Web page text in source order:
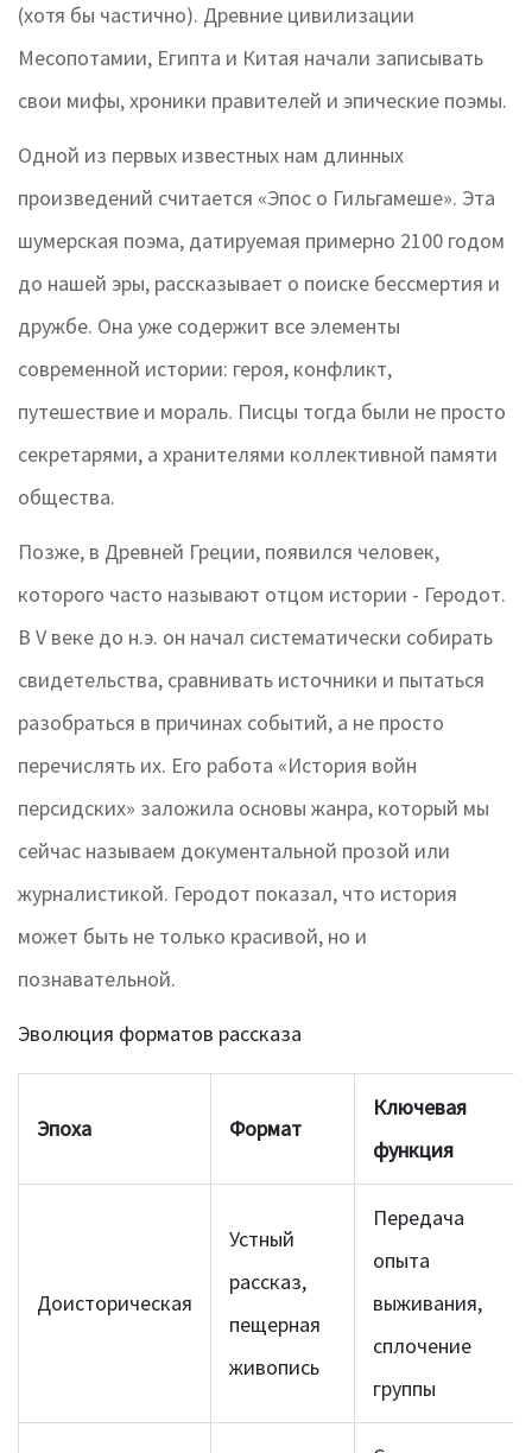
(хотя бы частично). Древние цивилизации
Месопотамии, Египта и Китая начали записывать
свои мифы, хроники правителей и эпические поэмы.
Одной из первых известных нам длинных
произведений считается «Эпос о Гильгамеше». Эта
шумерская поэма, датируемая примерно 2100 годом
до нашей эры, рассказывает о поиске бессмертия и
дружбе. Она уже содержит все элементы
современной истории: героя, конфликт,
путешествие и мораль. Писцы тогда были не просто
секретарями, а хранителями коллективной памяти
общества.
Позже, в Древней Греции, появился человек,
которого часто называют отцом истории - Геродот.
В V веке до н.э. он начал систематически собирать
свидетельства, сравнивать источники и пытаться
разобраться в причинах событий, а не просто
перечислять их. Его работа «История войн
персидских» заложила основы жанра, который мы
сейчас называем документальной прозой или
журналистикой. Геродот показал, что история
может быть не только красивой, но и
познавательной.
Эволюция форматов рассказа
Эпоха Формат
Ключевая
функция
Доисторическая
Устный
рассказ,
пещерная
живопись
Передача
опыта
выживания,
сплочение
группы